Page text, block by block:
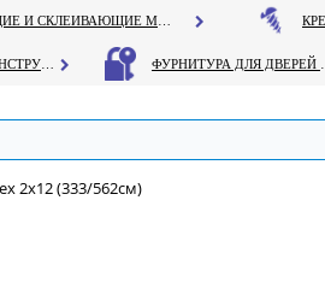
2х12 (333/562см)